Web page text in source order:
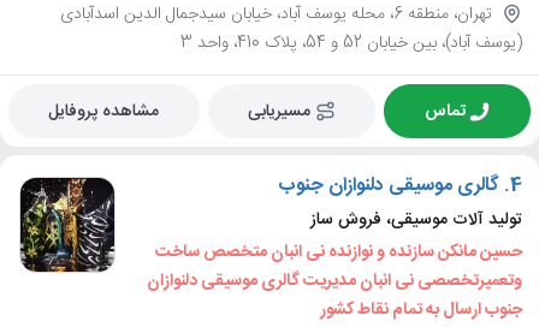
تهران، منطقه 6، محله یوسف آباد، خیابان سیدجمال الدین اسدآبادی
(یوسف آباد)، بین خیابان 52 و 54، پلاک 410، واحد 3
تماس مسیریابی مشاهده پروفایل
4. گالری موسیقی دلنوازان جنوب
تولید آلات موسیقی، فروش ساز
حسین مانکن سازنده و نوازنده نی انبان متخصص ساخت
وتعمیرتخصصی نی انبان مدیریت گالری موسیقی دلنوازان
جنوب ارسال به تمام نقاط کشور